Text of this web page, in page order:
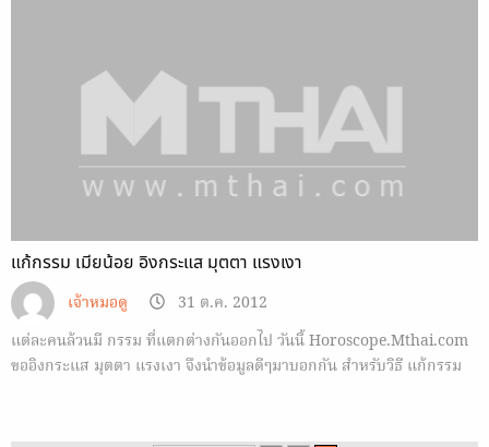
แก้กรรม เมียน้อย อิงกระแส มุตตา แรงเงา
เจ้าหมอดู
31 ต.ค. 2012
แต่ละคนล้วนมี กรรม ที่แตกต่างกันออกไป วันนี้ Horoscope.Mthai.com
ขออิงกระแส มุตตา แรงเงา จึงนำข้อมูลดีๆมาบอกกัน สำหรับวิธี แก้กรรม